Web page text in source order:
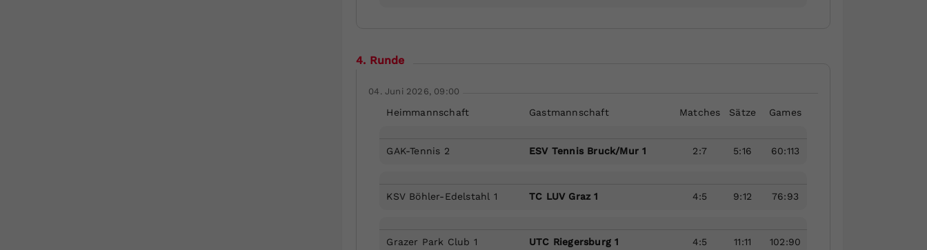
4. Runde
04. Juni 2026, 09:00
Heimmannschaft Gastmannschaft Matches Sätze Games
GAK-Tennis 2 ESV Tennis Bruck/Mur 1 2:7 5:16 60:113
KSV Böhler-Edelstahl 1 TC LUV Graz 1 4:5 9:12 76:93
Grazer Park Club 1 UTC Riegersburg 1 4:5 11:11 102:90